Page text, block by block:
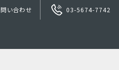
い合わせ 03-5674-7742